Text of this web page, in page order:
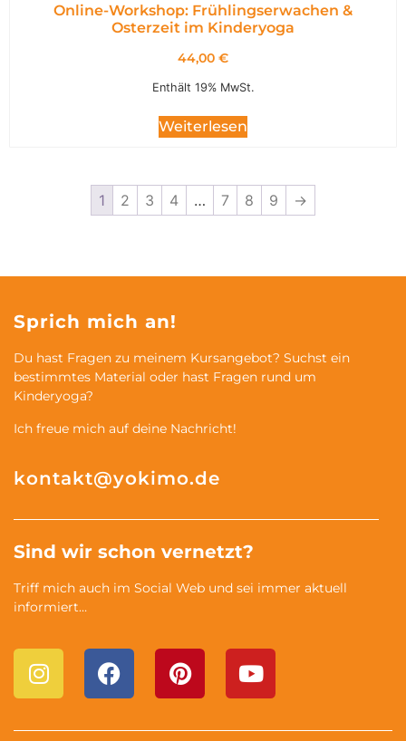
Online-Workshop: Frühlingserwachen &
Osterzeit im Kinderyoga
44,00 €
Enthält 19% MwSt.
Weiterlesen
1 2 3 4 … 7 8 9 →
Sprich mich an!
Du hast Fragen zu meinem Kursangebot? Suchst ein
bestimmtes Material oder hast Fragen rund um
Kinderyoga?
Ich freue mich auf deine Nachricht!
kontakt@yokimo.de
Sind wir schon vernetzt?
Triff mich auch im Social Web und sei immer aktuell
informiert…